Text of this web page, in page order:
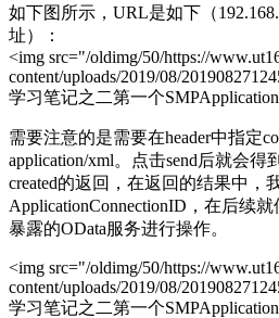
如下图所示，URL是如下（
址）：
<img src="/oldimg/50/https://
content/uploads/2019/08/
学习笔记之二第一个
需要注意的是需要在header中指定
application/xml。点击send后就会得
created的返回，在返回的结果中，
ApplicationConnectionID，在后续
暴露的OData服务进行操作。
<img src="/oldimg/50/https://
content/uploads/2019/08/
学习笔记之二第一个